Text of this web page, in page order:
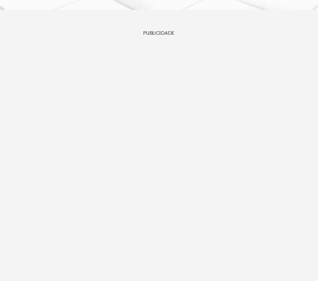
PUBLICIDADE